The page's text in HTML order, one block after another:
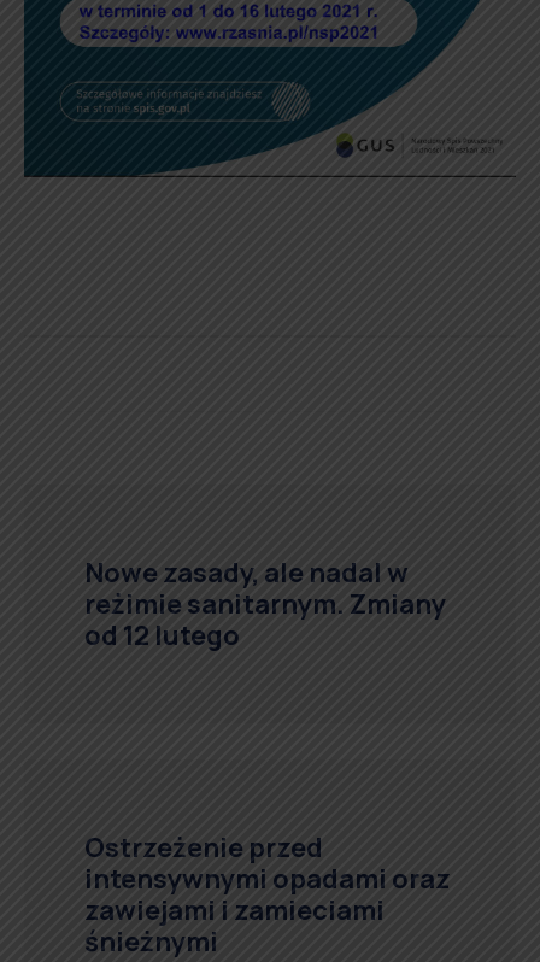
Nowe zasady, ale nadal w
reżimie sanitarnym. Zmiany
od 12 lutego
Ostrzeżenie przed
intensywnymi opadami oraz
zawiejami i zamieciami
śnieżnymi